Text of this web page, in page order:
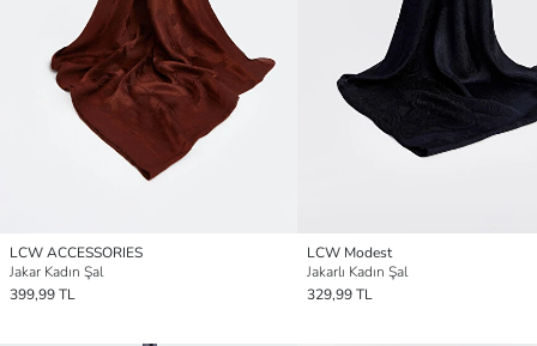
LCW ACCESSORIES
Jakar Kadın Şal
399,99 TL
LCW Modest
Jakarlı Kadın Şal
329,99 TL